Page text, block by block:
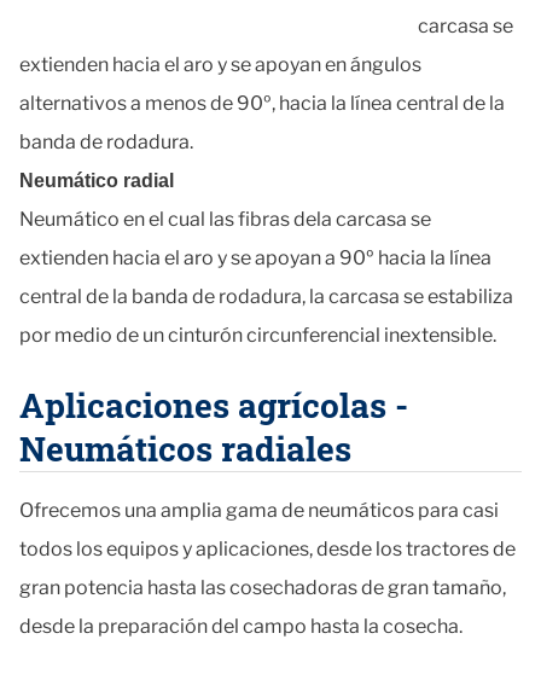
carcasa se
extienden hacia el aro y se apoyan en ángulos
alternativos a menos de 90º, hacia la línea central de la
banda de rodadura.
Neumático radial
Neumático en el cual las fibras dela carcasa se
extienden hacia el aro y se apoyan a 90º hacia la línea
central de la banda de rodadura, la carcasa se estabiliza
por medio de un cinturón circunferencial inextensible.
Aplicaciones agrícolas -
Neumáticos radiales
Ofrecemos una amplia gama de neumáticos para casi
todos los equipos y aplicaciones, desde los tractores de
gran potencia hasta las cosechadoras de gran tamaño,
desde la preparación del campo hasta la cosecha.